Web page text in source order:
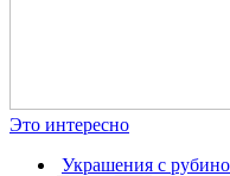
Это интересно
Украшения с